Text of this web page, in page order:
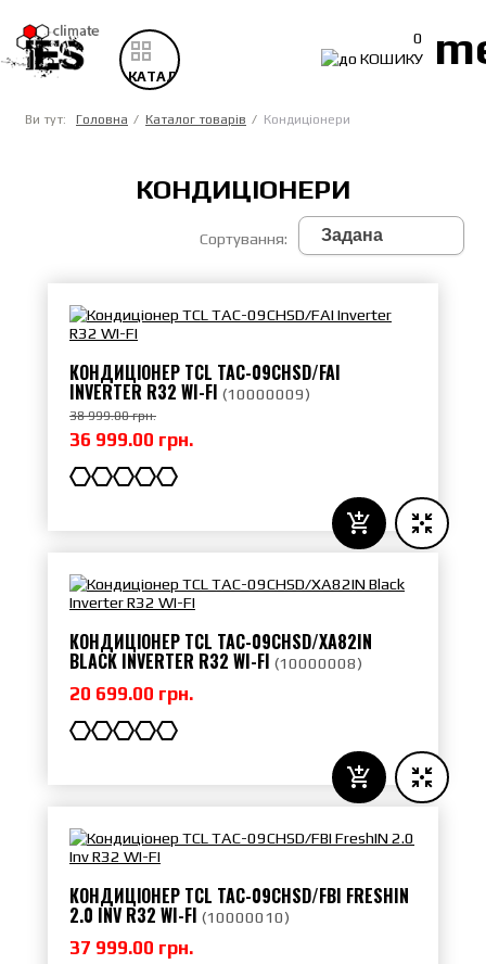
КАТАЛОГ
0
Ви тут: Головна Каталог товарів Кондиціонери
КОНДИЦІОНЕРИ
Сортування:
КОНДИЦІОНЕР TCL TAC-09CHSD/FAI
INVERTER R32 WI-FI (10000009)
38 999.00 грн.
36 999.00 грн.
КОНДИЦІОНЕР TCL TAC-09CHSD/XA82IN
BLACK INVERTER R32 WI-FI (10000008)
20 699.00 грн.
КОНДИЦІОНЕР TCL TAC-09CHSD/FBI FRESHIN
2.0 INV R32 WI-FI (10000010)
37 999.00 грн.